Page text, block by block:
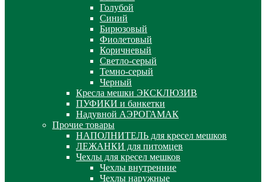
Голубой
Синий
Бирюзовый
Фиолетовый
Коричневый
Светло-серый
Темно-серый
Черный
Кресла мешки ЭКСКЛЮЗИВ
ПУФИКИ и банкетки
Надувной АЭРОГАМАК
Прочие товары
НАПОЛНИТЕЛЬ для кресел мешков
ЛЕЖАНКИ для питомцев
Чехлы для кресел мешков
Чехлы внутренние
Чехлы наружные